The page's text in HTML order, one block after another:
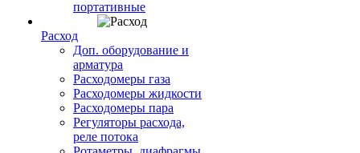
портативные
Расход
Доп. оборудование и
арматура
Расходомеры газа
Расходомеры жидкости
Расходомеры пара
Регуляторы расхода,
реле потока